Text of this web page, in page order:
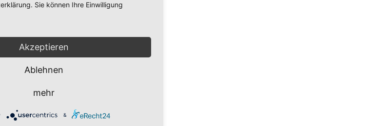
Sie können Ihre Einwilligung
Akzeptieren
Ablehnen
mehr
&